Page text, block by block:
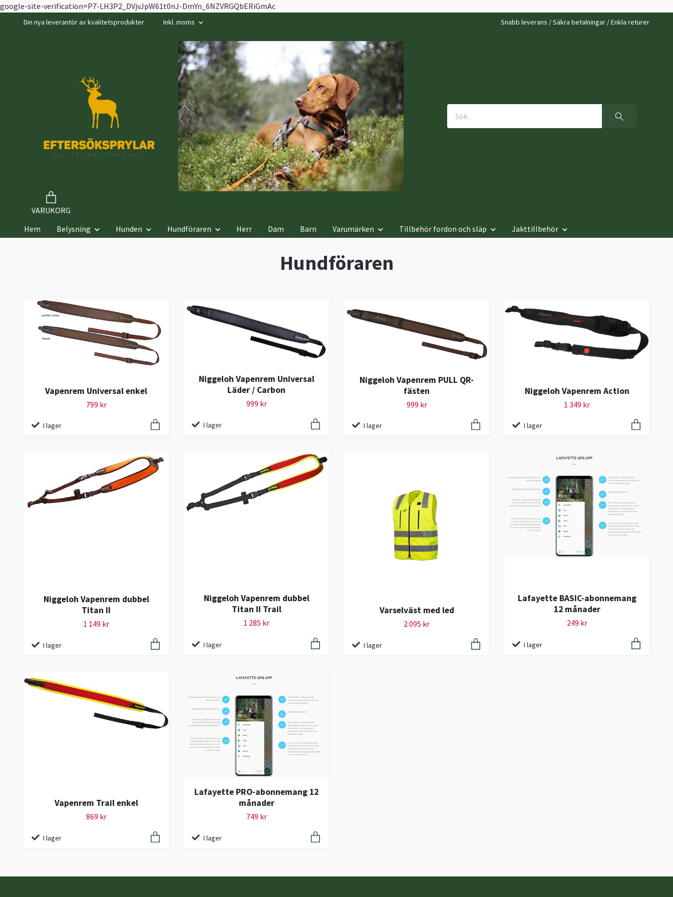
google-site-verification=P7-LH3P2_DVjvJpW61t0nJ-DmYn_6NZVRGQbERiGmAc
Din nya leverantör av kvalitetsprodukter Inkl. moms Snabb leverans / Säkra betalningar / Enkla returer
VARUKORG
Hem
Belysning Hunden Hundföraren Herr Dam Barn Varumärken Tillbehör fordon och släp Jakttillbehör
Hundföraren
Vapenrem Universal enkel
799 kr
I lager
Niggeloh Vapenrem Universal
Läder / Carbon
999 kr
I lager
Niggeloh Vapenrem PULL QR-
fästen
999 kr
I lager
Niggeloh Vapenrem Action
1 349 kr
I lager
Niggeloh Vapenrem dubbel
Titan II
1 149 kr
I lager
Niggeloh Vapenrem dubbel
Titan II Trail
1 285 kr
I lager
Varselväst med led
2 095 kr
I lager
Lafayette BASIC-abonnemang
12 månader
249 kr
I lager
Vapenrem Trail enkel
869 kr
I lager
Lafayette PRO-abonnemang 12
månader
749 kr
I lager